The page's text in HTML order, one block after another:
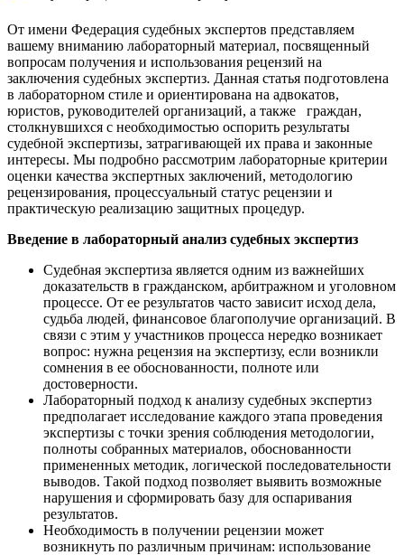
От имени Федерация судебных экспертов представляем
вашему вниманию лабораторный материал, посвященный
вопросам получения и использования рецензий на
заключения судебных экспертиз. Данная статья подготовлена
в лабораторном стиле и ориентирована на адвокатов,
юристов, руководителей организаций, а также граждан,
столкнувшихся с необходимостью оспорить результаты
судебной экспертизы, затрагивающей их права и законные
интересы. Мы подробно рассмотрим лабораторные критерии
оценки качества экспертных заключений, методологию
рецензирования, процессуальный статус рецензии и
практическую реализацию защитных процедур.
Введение в лабораторный анализ судебных экспертиз
Судебная экспертиза является одним из важнейших
доказательств в гражданском, арбитражном и уголовном
процессе. От ее результатов часто зависит исход дела,
судьба людей, финансовое благополучие организаций. В
связи с этим у участников процесса нередко возникает
вопрос: нужна рецензия на экспертизу, если возникли
сомнения в ее обоснованности, полноте или
достоверности.
Лабораторный подход к анализу судебных экспертиз
предполагает исследование каждого этапа проведения
экспертизы с точки зрения соблюдения методологии,
полноты собранных материалов, обоснованности
примененных методик, логической последовательности
выводов. Такой подход позволяет выявить возможные
нарушения и сформировать базу для оспаривания
результатов.
Необходимость в получении рецензии может
возникнуть по различным причинам: использование